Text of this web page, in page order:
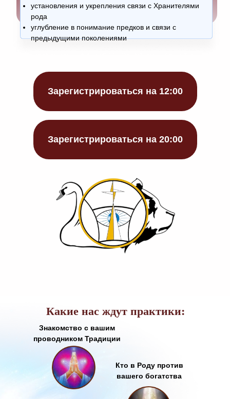
установления и укрепления связи с Хранителями
рода
углубление в понимание предков и связи с
предыдущими поколениями
Зарегистрироваться на 12:00
Зарегистрироваться на 20:00
Какие нас ждут практики:
Знакомство с вашим
проводником Традиции
Кто в Роду против
вашего богатства